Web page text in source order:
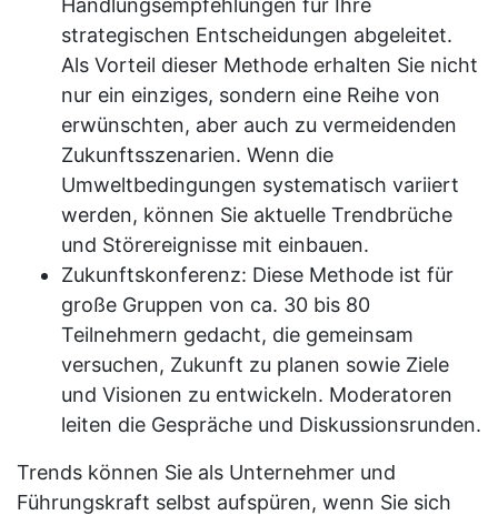
Handlungsempfehlungen für Ihre
strategischen Entscheidungen abgeleitet.
Als Vorteil dieser Methode erhalten Sie nicht
nur ein einziges, sondern eine Reihe von
erwünschten, aber auch zu vermeidenden
Zukunftsszenarien. Wenn die
Umweltbedingungen systematisch variiert
werden, können Sie aktuelle Trendbrüche
und Störereignisse mit einbauen.
Zukunftskonferenz: Diese Methode ist für
große Gruppen von ca. 30 bis 80
Teilnehmern gedacht, die gemeinsam
versuchen, Zukunft zu planen sowie Ziele
und Visionen zu entwickeln. Moderatoren
leiten die Gespräche und Diskussionsrunden.
Trends können Sie als Unternehmer und
Führungskraft selbst aufspüren, wenn Sie sich